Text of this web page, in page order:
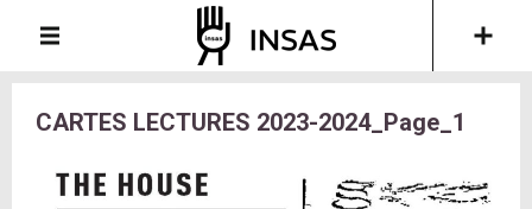
CARTES LECTURES 2023-2024_Page_1